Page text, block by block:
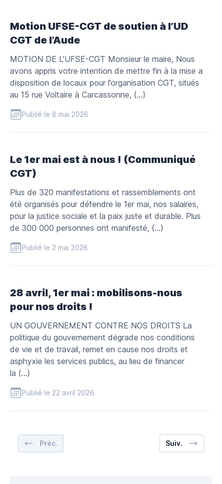
Motion UFSE-CGT de soutien à l’UD
CGT de l’Aude
MOTION DE L’UFSE-CGT Monsieur le maire, Nous
avons appris votre intention de mettre fin à la mise a
disposition de locaux pour l’organisation CGT, situés
au 15 rue Voltaire à Carcassonne, (…)
Publié le 8 mai 2026
Le 1er mai est à nous ! (Communiqué
CGT)
Plus de 320 manifestations et rassemblements ont
été organisés pour défendre le 1er mai, nos salaires,
pour la justice sociale et la paix juste et durable. Plus
de 300 000 personnes ont manifesté, (…)
Publié le 2 mai 2026
28 avril, 1er mai : mobilisons-nous
pour nos droits !
UN GOUVERNEMENT CONTRE NOS DROITS La
politique du gouvernement dégrade nos conditions
de vie et de travail, remet en cause nos droits et
asphyxie les services publics, au lieu de financer
la (…)
Publié le 22 avril 2026
Préc. Suiv.